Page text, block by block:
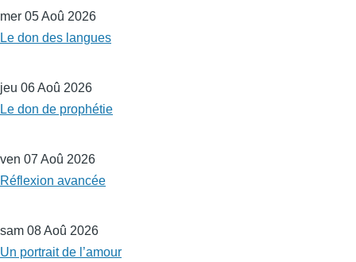
mer 05 Aoû 2026
Le don des langues
jeu 06 Aoû 2026
Le don de prophétie
ven 07 Aoû 2026
Réflexion avancée
sam 08 Aoû 2026
Un portrait de l’amour